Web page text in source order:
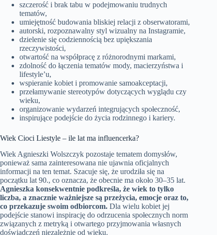
szczerość i brak tabu w podejmowaniu trudnych
tematów,
umiejętność budowania bliskiej relacji z obserwatorami,
autorski, rozpoznawalny styl wizualny na Instagramie,
dzielenie się codziennością bez upiększania
rzeczywistości,
otwartość na współpracę z różnorodnymi markami,
zdolność do łączenia tematów mody, macierzyństwa i
lifestyle’u,
wspieranie kobiet i promowanie samoakceptacji,
przełamywanie stereotypów dotyczących wyglądu czy
wieku,
organizowanie wydarzeń integrujących społeczność,
inspirujące podejście do życia rodzinnego i kariery.
Wiek Cioci Liestyle – ile lat ma influencerka?
Wiek Agnieszki Wolszczyk pozostaje tematem domysłów,
ponieważ sama zainteresowana nie ujawnia oficjalnych
informacji na ten temat. Szacuje się, że urodziła się na
początku lat 90., co oznacza, że obecnie ma około 30–35 lat.
Agnieszka konsekwentnie podkreśla, że wiek to tylko
liczba, a znacznie ważniejsze są przeżycia, emocje oraz to,
co przekazuje swoim odbiorcom. Dla wielu kobiet jej
podejście stanowi inspirację do odrzucenia społecznych norm
związanych z metryką i otwartego przyjmowania własnych
doświadczeń niezależnie od wieku.